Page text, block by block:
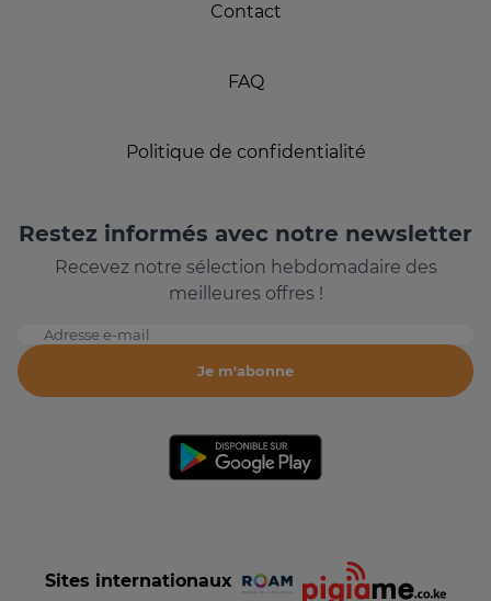
Contact
FAQ
Politique de confidentialité
Restez informés avec notre newsletter
Recevez notre sélection hebdomadaire des
meilleures offres !
Adresse e-mail
Je m'abonne
Sites internationaux